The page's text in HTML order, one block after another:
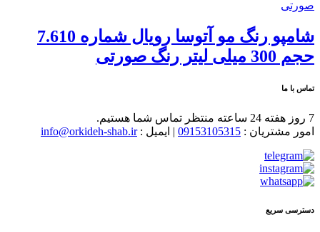
شامپو رنگ مو آتوسا رويال شماره 7.610
حجم 300 میلی لیتر رنگ صورتی
تماس با ما
7 روز هفته 24 ساعته منتظر تماس شما هستیم.
امور مشتریان : 09153105315 | ایمیل :info@orkideh-shab.ir
دسترسی سریع